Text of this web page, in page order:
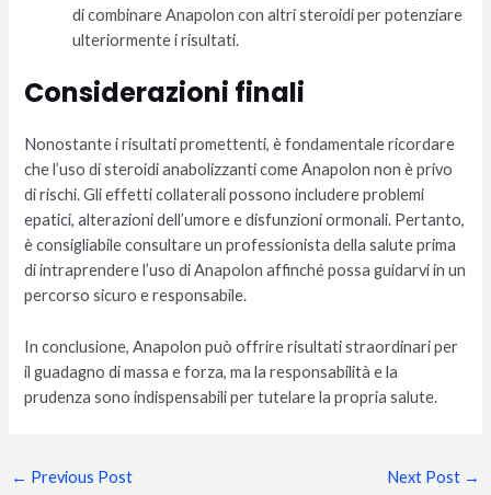
di combinare Anapolon con altri steroidi per potenziare
ulteriormente i risultati.
Considerazioni finali
Nonostante i risultati promettenti, è fondamentale ricordare
che l’uso di steroidi anabolizzanti come Anapolon non è privo
di rischi. Gli effetti collaterali possono includere problemi
epatici, alterazioni dell’umore e disfunzioni ormonali. Pertanto,
è consigliabile consultare un professionista della salute prima
di intraprendere l’uso di Anapolon affinché possa guidarvi in un
percorso sicuro e responsabile.
In conclusione, Anapolon può offrire risultati straordinari per
il guadagno di massa e forza, ma la responsabilità e la
prudenza sono indispensabili per tutelare la propria salute.
← Previous Post Next Post →